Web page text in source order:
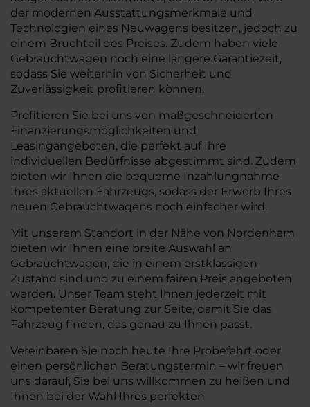
der modernen Ausstattungsmerkmale und
Technologien eines Neuwagens besitzen, jedoch zu
einem Bruchteil des Preises. Zudem haben viele
Gebrauchtwagen noch eine längere Garantiezeit,
sodass Sie weiterhin von Sicherheit und
Zuverlässigkeit profitieren können.
Profitieren Sie bei uns von maßgeschneiderten
Finanzierungsmöglichkeiten und
Leasingangeboten, die perfekt auf Ihre
individuellen Bedürfnisse abgestimmt sind. Zudem
bieten wir Ihnen die bequeme Inzahlungnahme
Ihres aktuellen Fahrzeugs, sodass der Erwerb Ihres
neuen Gebrauchtwagens noch einfacher wird.
Mit unserem Standort in der Nähe von Nordenham
bieten wir Ihnen eine breite Auswahl an
Gebrauchtwagen, die in einem erstklassigen
Zustand sind und zu einem fairen Preis angeboten
werden. Unser Team steht Ihnen jederzeit mit
kompetenter Beratung zur Seite, damit Sie das
Fahrzeug finden, das genau zu Ihnen passt.
Vereinbaren Sie noch heute Ihre Probefahrt oder
einen persönlichen Beratungstermin – wir freuen
uns darauf, Sie bei uns willkommen zu heißen und
Ihnen bei der Wahl Ihres perfekten